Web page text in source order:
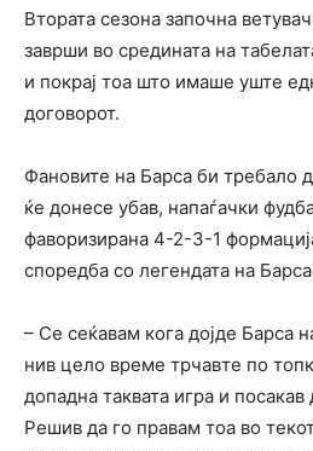
Втората сезона започна
заврши во средината на
и покрај тоа што имаше уште
договорот.
Фановите на Барса би требало
ќе донесе убав, напаѓачки
фаворизирана 4-2-3-1
споредба со легендата на
– Се сеќавам кога дојде Барса
нив цело време трчавте по
допадна таквата игра и
Решив да го правам тоа во